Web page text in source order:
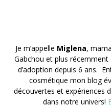
Je m’appelle Miglena,
Gabchou et plus
d’adoption depuis 6 ans.
cosmétique mon blog
découvertes et expériences
dans notre univers!